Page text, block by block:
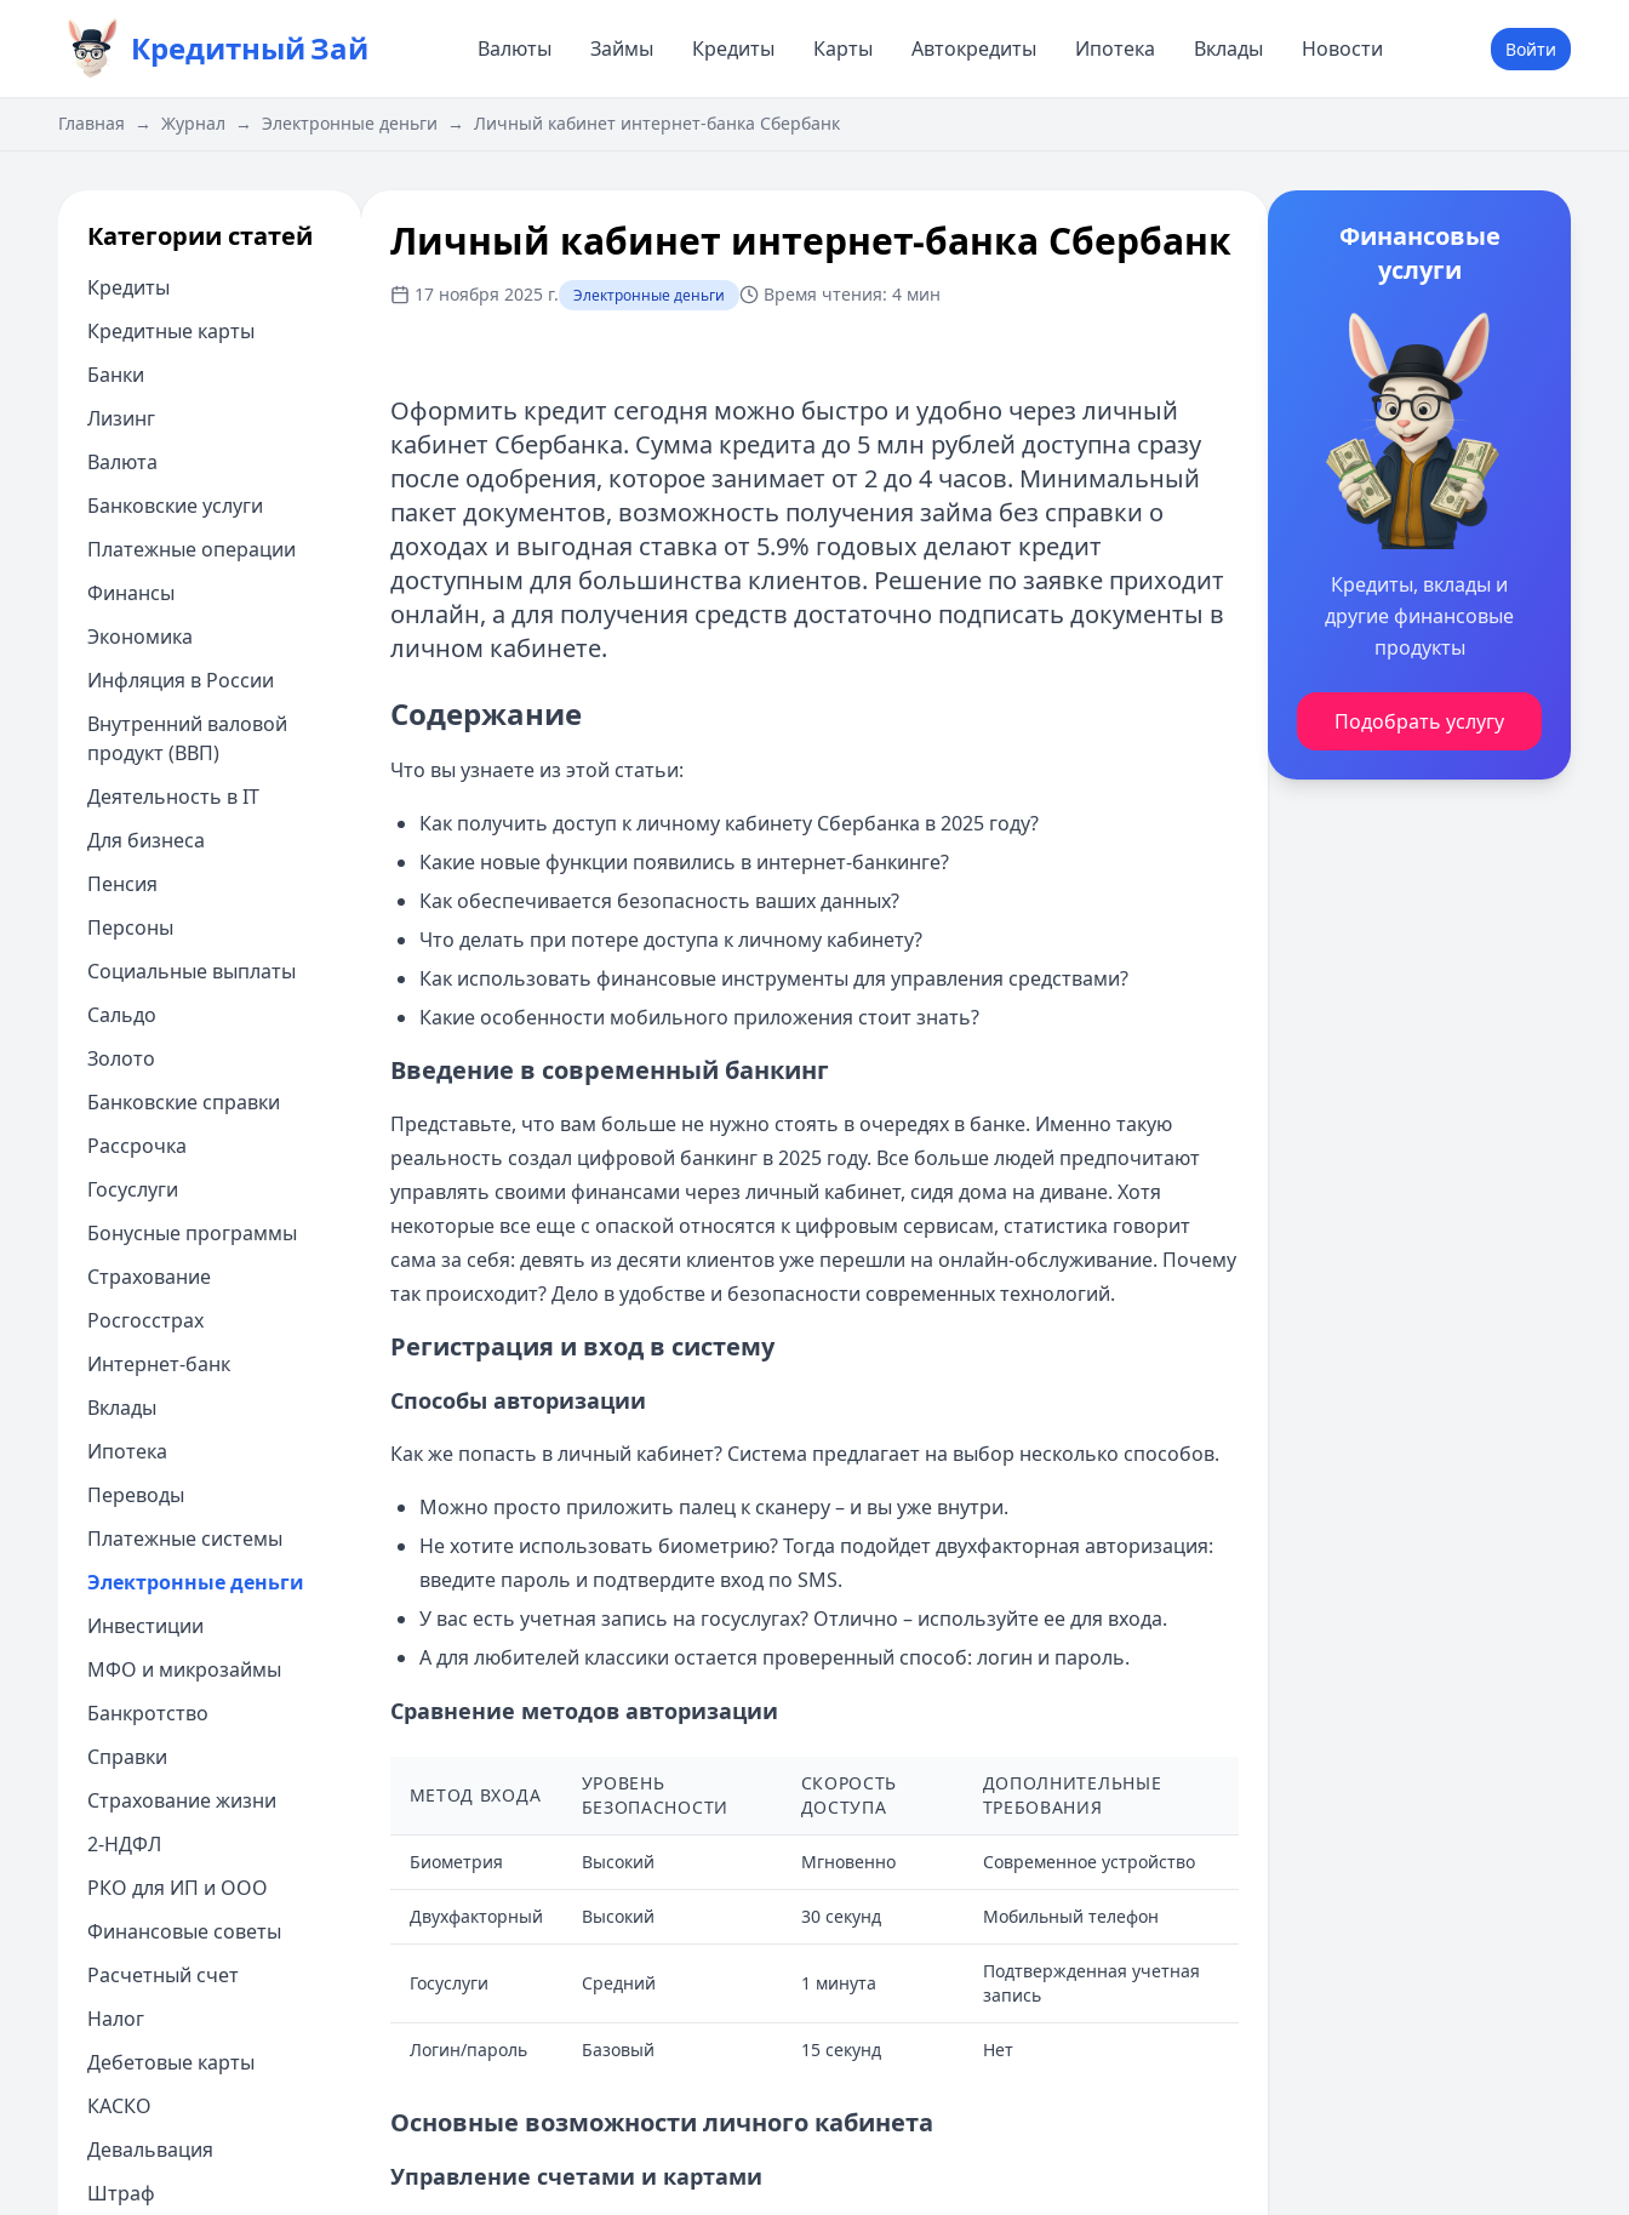
КредитныйЗай Валюты Займы Кредиты Карты Автокредиты Ипотека Вклады Новости Войти
Главная → Журнал → Электронные деньги → Личный кабинет интернет-банка Сбербанк
Категории статей
Кредиты
Кредитные карты
Банки
Лизинг
Валюта
Банковские услуги
Платежные операции
Финансы
Экономика
Инфляция в России
Внутренний валовой
продукт (ВВП)
Деятельность в IT
Для бизнеса
Пенсия
Персоны
Социальные выплаты
Сальдо
Золото
Банковские справки
Рассрочка
Госуслуги
Бонусные программы
Страхование
Росгосстрах
Интернет-банк
Вклады
Ипотека
Переводы
Платежные системы
Электронные деньги
Инвестиции
МФО и микрозаймы
Банкротство
Справки
Страхование жизни
2-НДФЛ
РКО для ИП и ООО
Финансовые советы
Расчетный счет
Налог
Дебетовые карты
КАСКО
Девальвация
Штраф
Личный кабинет интернет-банка Сбербанк
17 ноября 2025 г. Электронные деньги Время чтения: 4 мин
Оформить кредит сегодня можно быстро и удобно через личный
кабинет Сбербанка. Сумма кредита до 5 млн рублей доступна сразу
после одобрения, которое занимает от 2 до 4 часов. Минимальный
пакет документов, возможность получения займа без справки о
доходах и выгодная ставка от 5.9% годовых делают кредит
доступным для большинства клиентов. Решение по заявке приходит
онлайн, а для получения средств достаточно подписать документы в
личном кабинете.
Содержание
Что вы узнаете из этой статьи:
Как получить доступ к личному кабинету Сбербанка в 2025 году?
Какие новые функции появились в интернет-банкинге?
Как обеспечивается безопасность ваших данных?
Что делать при потере доступа к личному кабинету?
Как использовать финансовые инструменты для управления средствами?
Какие особенности мобильного приложения стоит знать?
Введение в современный банкинг
Представьте, что вам больше не нужно стоять в очередях в банке. Именно такую
реальность создал цифровой банкинг в 2025 году. Все больше людей предпочитают
управлять своими финансами через личный кабинет, сидя дома на диване. Хотя
некоторые все еще с опаской относятся к цифровым сервисам, статистика говорит
сама за себя: девять из десяти клиентов уже перешли на онлайн-обслуживание. Почему
так происходит? Дело в удобстве и безопасности современных технологий.
Регистрация и вход в систему
Способы авторизации
Как же попасть в личный кабинет? Система предлагает на выбор несколько способов.
Можно просто приложить палец к сканеру – и вы уже внутри.
Не хотите использовать биометрию? Тогда подойдет двухфакторная авторизация:
введите пароль и подтвердите вход по SMS.
У вас есть учетная запись на госуслугах? Отлично – используйте ее для входа.
А для любителей классики остается проверенный способ: логин и пароль.
Сравнение методов авторизации
МЕТОД ВХОДА
УРОВЕНЬ
БЕЗОПАСНОСТИ
СКОРОСТЬ
ДОСТУПА
ДОПОЛНИТЕЛЬНЫЕ
ТРЕБОВАНИЯ
Биометрия Высокий Мгновенно Современное устройство
Двухфакторный Высокий 30 секунд Мобильный телефон
Госуслуги Средний 1 минута
Подтвержденная учетная
запись
Логин/пароль Базовый 15 секунд Нет
Основные возможности личного кабинета
Управление счетами и картами
Финансовые
услуги
Кредиты, вклады и
другие финансовые
продукты
Подобрать услугу